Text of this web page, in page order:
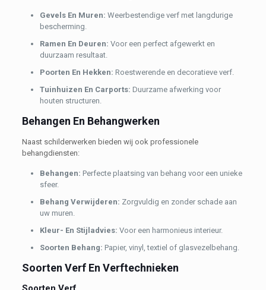
Gevels En Muren: Weerbestendige verf met langdurige
bescherming.
Ramen En Deuren: Voor een perfect afgewerkt en
duurzaam resultaat.
Poorten En Hekken: Roestwerende en decoratieve verf.
Tuinhuizen En Carports: Duurzame afwerking voor
houten structuren.
Behangen En Behangwerken
Naast schilderwerken bieden wij ook professionele
behangdiensten:
Behangen: Perfecte plaatsing van behang voor een unieke
sfeer.
Behang Verwijderen: Zorgvuldig en zonder schade aan
uw muren.
Kleur- En Stijladvies: Voor een harmonieus interieur.
Soorten Behang: Papier, vinyl, textiel of glasvezelbehang.
Soorten Verf En Verftechnieken